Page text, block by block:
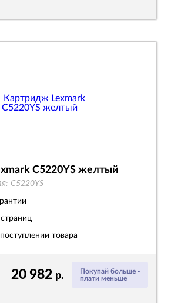
Покупай больше -
плати меньше
20 982 р.
C5220YS желтый
C5220YS
товара